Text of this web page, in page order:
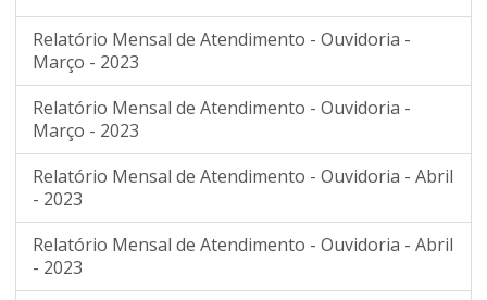
Relatório Mensal de Atendimento - Ouvidoria -
Março - 2023
Relatório Mensal de Atendimento - Ouvidoria -
Março - 2023
Relatório Mensal de Atendimento - Ouvidoria - Abril
- 2023
Relatório Mensal de Atendimento - Ouvidoria - Abril
- 2023